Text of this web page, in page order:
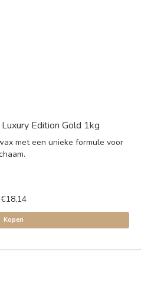
Edition Gold 1kg
met een unieke formule voor
€18,14
Kopen